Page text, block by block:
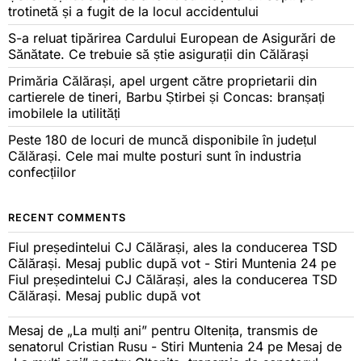
trotinetă și a fugit de la locul accidentului
S-a reluat tipărirea Cardului European de Asigurări de
Sănătate. Ce trebuie să știe asigurații din Călărași
Primăria Călărași, apel urgent către proprietarii din
cartierele de tineri, Barbu Știrbei și Concas: branșați
imobilele la utilități
Peste 180 de locuri de muncă disponibile în județul
Călărași. Cele mai multe posturi sunt în industria
confecțiilor
RECENT COMMENTS
Fiul președintelui CJ Călărași, ales la conducerea TSD
Călărași. Mesaj public după vot - Stiri Muntenia 24 pe
Fiul președintelui CJ Călărași, ales la conducerea TSD
Călărași. Mesaj public după vot
Mesaj de „La mulți ani” pentru Oltenița, transmis de
senatorul Cristian Rusu - Stiri Muntenia 24 pe Mesaj de